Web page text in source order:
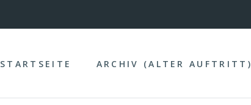
STARTSEITE ARCHIV (ALTER AUFTRITT)